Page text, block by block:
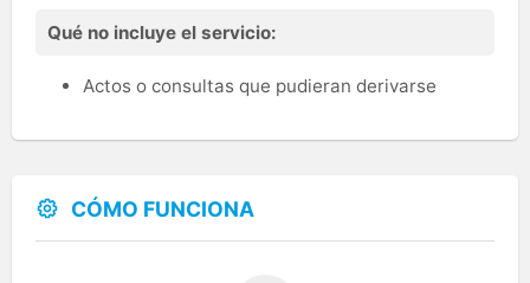
Qué no incluye el servicio:
Actos o consultas que pudieran derivarse
CÓMO FUNCIONA